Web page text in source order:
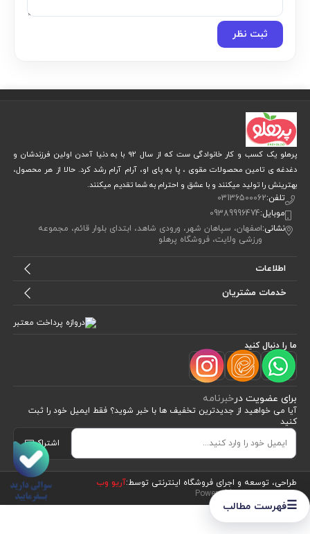
ثبت نظر
پرهلو یک کسب و کار خانوادگی ست که از سال 92 با به دنیا آمدن اولین فرزندشان و
دغدغه ی تامین محصولات مقوی ، پا به پای او، آرام آرام رشد کرد. حالا از هر محصول،
بهترینش را تولید میکنند و با عشق و احترام به شما تقدیم میکنند.
تلفن:03136500062
موبایل:09389996474
نشانی:اصفهان، سپاهان شهر، ورودی شاهد، ابتدای بلوار قائم، مجموعه
ورزشی ولایت، فروشگاه پرهلو
اطلاعات
خدمات مشتریان
ما را دنبال کنید
برای عضویت درخبرنامه
آیا می خواهید از جدید‌ترین تخفیف‌ ها با‌ خبر شوید؟ فقط ایمیل خود را ثبت
کنید
اشتراک
طراحی، توسعه و اجرای فروشگاه اینترنتی توسط:آریو وب
Powered by nopCommerce
☰فهرست مطالب